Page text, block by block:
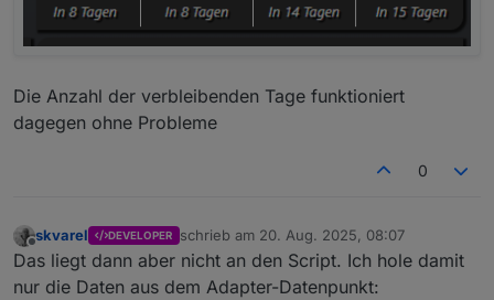
Die Anzahl der verbleibenden Tage funktioniert
dagegen ohne Probleme
0
Offline
skvarel DEVELOPER schrieb am 20. Aug. 2025, 08:07
zuletzt editiert von
Das liegt dann aber nicht an den Script. Ich hole damit
nur die Daten aus dem Adapter-Datenpunkt: